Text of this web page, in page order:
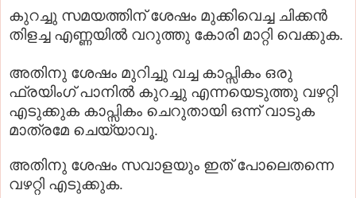
കുറച്ചു സമയത്തിന് ശേഷം മുക്കിവെച്ച ചിക്കന്‍
തിളച്ച എണ്ണയില്‍ വറുത്തു കോരി മാറ്റി വെക്കുക.
അതിനു ശേഷം മുറിച്ചു വച്ച കാപ്സികം ഒരു
ഫ്രയിംഗ് പാനില്‍ കുറച്ചു എന്നയെടുത്തു വഴറ്റി
എടുക്കുക കാപ്സികം ചെറുതായി ഒന്ന് വാടുക
മാത്രമേ ചെയ്യാവൂ.
അതിനു ശേഷം സവാളയും ഇത് പോലെതന്നെ
വഴറ്റി എടുക്കുക.